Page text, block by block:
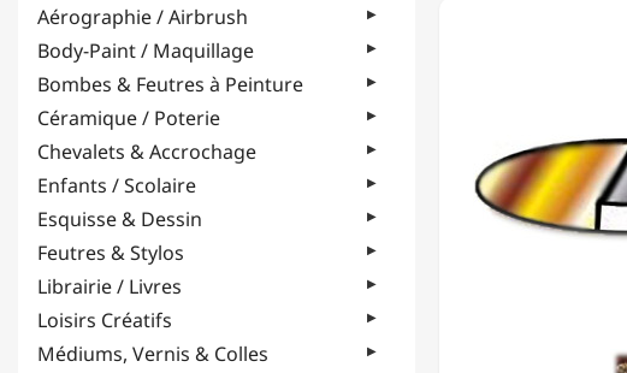
Aérographie / Airbrush
Body-Paint / Maquillage
Bombes & Feutres à Peinture
Céramique / Poterie
Chevalets & Accrochage
Enfants / Scolaire
Esquisse & Dessin
Feutres & Stylos
Librairie / Livres
Loisirs Créatifs
Médiums, Vernis & Colles
FACE
ARGENT